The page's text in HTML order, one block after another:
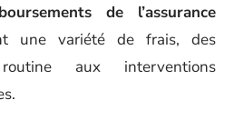
de l’assurance
une variété de frais, des
aux interventions